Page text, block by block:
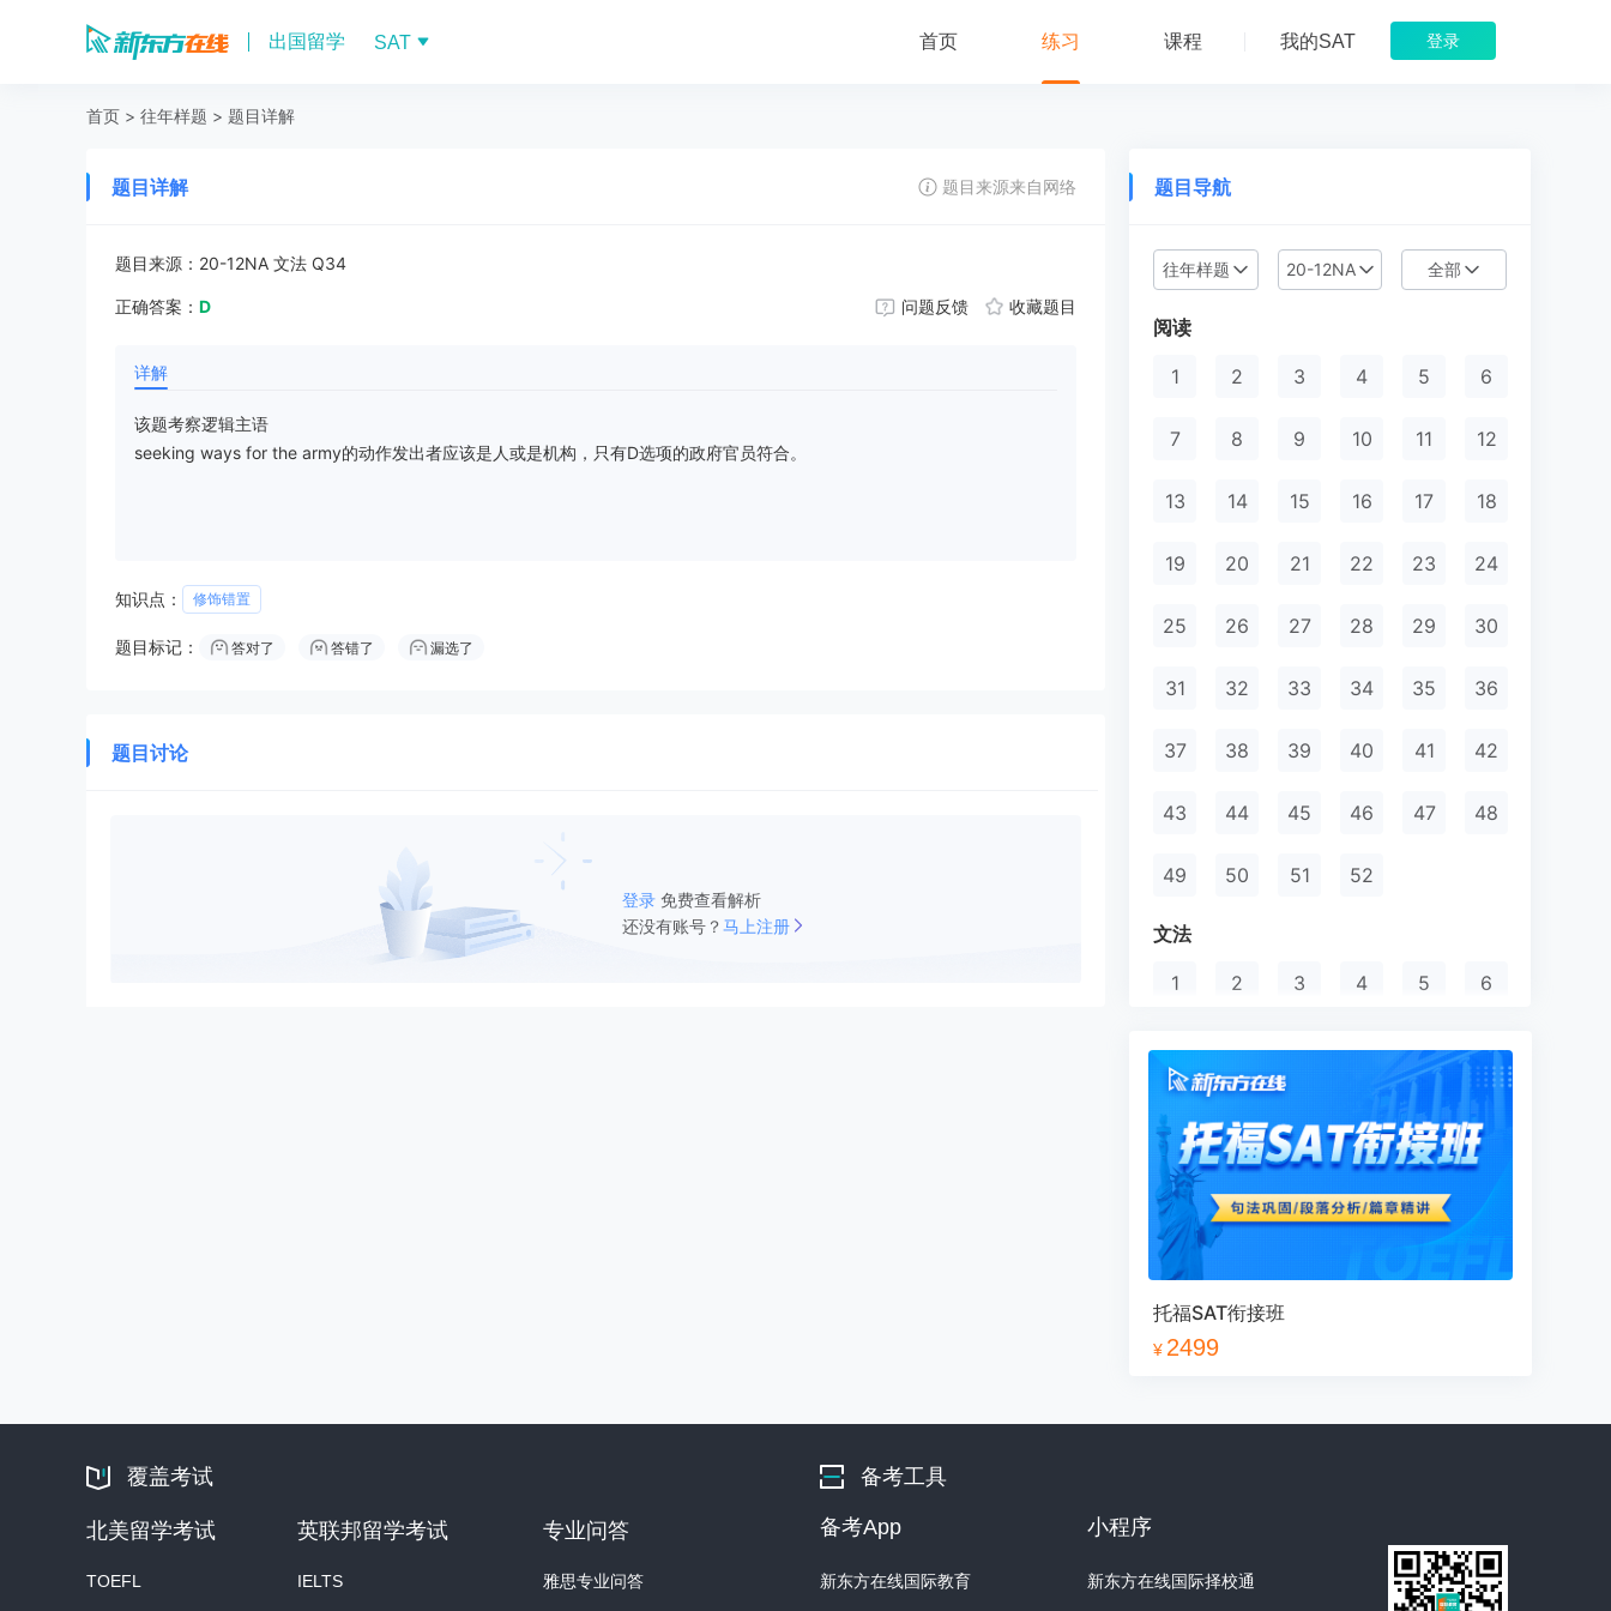
出国留学 SAT 首页 练习 课程 我的SAT 登录
首页 > 往年样题 > 题目详解
题目详解 题目来源来自网络
题目来源： 20-12NA 文法 Q34
正确答案： D 问题反馈 收藏题目
详解
该题考察逻辑主语
seeking ways for the army的动作发出者应该是人或是机构，只有D选项的政府官员符合。
知识点： 修饰错置
题目标记： 答对了 答错了 漏选了
题目讨论
登录 免费查看解析
还没有账号？马上注册
题目导航
往年样题 20-12NA 全部
阅读
1 2 3 4 5 6
7 8 9 10 11 12
13 14 15 16 17 18
19 20 21 22 23 24
25 26 27 28 29 30
31 32 33 34 35 36
37 38 39 40 41 42
43 44 45 46 47 48
49 50 51 52
文法
1 2 3 4 5 6
7 8 9 10 11 12
17 18
19 20 21 22 23 24
25 26 27 28 29 30
37
43 44
7 8 11 12
托福SAT衔接班
¥ 2499
覆盖考试
北美留学考试 英联邦留学考试 专业问答
TOEFL IELTS 雅思专业问答
备考工具
备考App
新东方在线国际教育
小程序
新东方在线国际择校通